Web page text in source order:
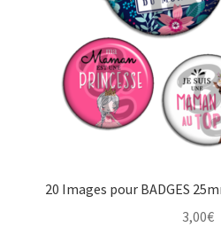
20 Images pour BADGES
3,00€